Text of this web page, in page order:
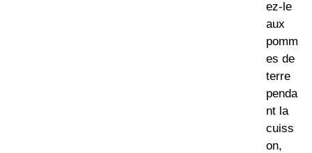
ez-le
aux
pomm
es de
terre
penda
nt la
cuiss
on,